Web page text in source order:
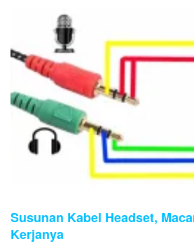
Susunan Kabel Headset,
Kerjanya